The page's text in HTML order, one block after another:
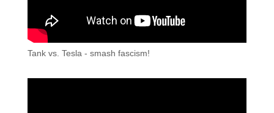
Tank vs. Tesla - smash fascism!